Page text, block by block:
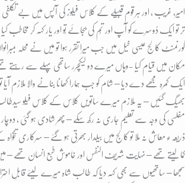
امیر، غریب ، اور ہر قوم قبیلے کے کلاس فیلوز کی آپس میں بے تکلفی
تر تو ایک دُوسرے کو آپ اور تُم کی بجائے تُو اور یار کہہ کر مخاطب
گورنمنٹ کالج عیسی خیل میں جب میرا تقرر ہوا تو میں نے محلہ
مکان میں قیام کیا -وہاں میرے دو لیکچرر ساتھی پہلے سے رہتے
ایک کمرہ مجھے دے دیا – شام کو جب ہمارا کھانا بنانے والا ملازم آیا
بھیگ گئیں – یہ ملازم میرے ساتویں کلاس کے کلاس فیلو
مفلسی کی وجہ سے تعلیم جاری نہ رکھ سکے – پھر شادی ہو گئی ، دوچار
ذریعہء معاش نہ ملا تو کالج میں بیلدار بھرتی ہو گئے – سرکاری تنخواہ کے
کمالیتے تھے – نہایت شریف النفس اور خاموش طبع انسان تھے –
سمجھا – ساتھیوں سے بھی کہہ دیا کہ طالب شاہ میرے لیئے قابلِ